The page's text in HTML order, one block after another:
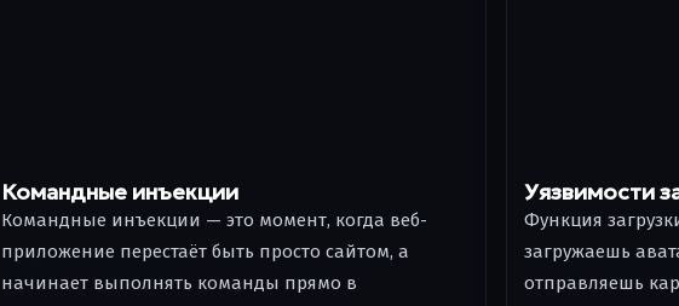
Командные инъекции
Командные инъекции — это момент, когда веб-
приложение перестаёт быть просто сайтом, а
начинает выполнять команды прямо в
Уязвимости
Функция
загружаешь
отправляешь